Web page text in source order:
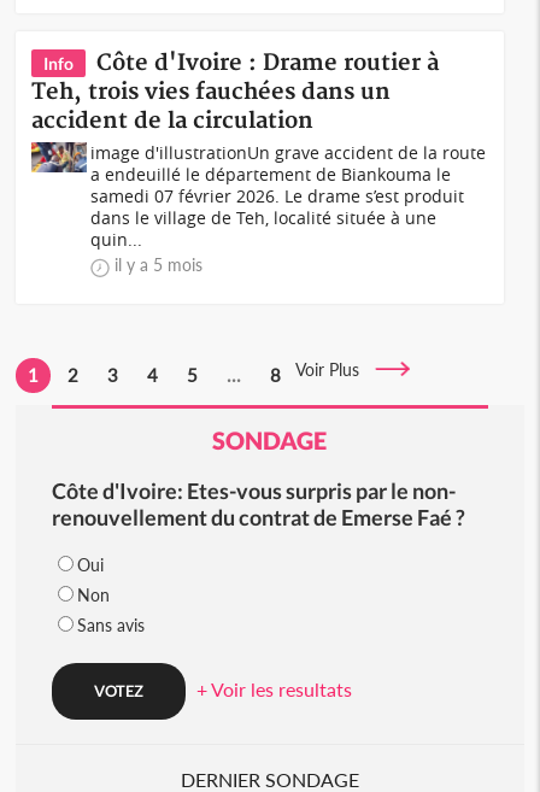
Info
Côte d'Ivoire : Drame routier à
Teh, trois vies fauchées dans un
accident de la circulation
image d'illustrationUn grave accident de la route
a endeuillé le département de Biankouma le
samedi 07 février 2026. Le drame s’est produit
dans le village de Teh, localité située à une
quin...
il y a 5 mois
1 2 3 4 5 ... 8 Voir Plus
SONDAGE
Côte d'Ivoire: Etes-vous surpris par le non-
renouvellement du contrat de Emerse Faé ?
Oui
Non
Sans avis
+ Voir les resultats
DERNIER SONDAGE